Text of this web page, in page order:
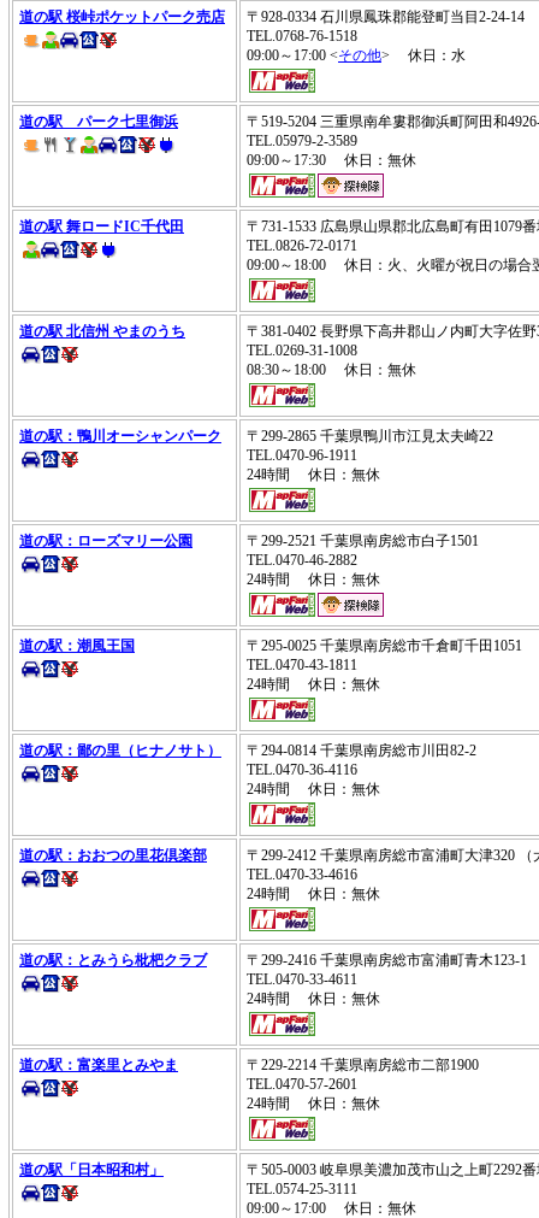
道の駅 桜峠ポケットパーク売店
〒928-0334 石川県鳳珠郡能登町当目2-24-14
TEL.0768-76-1518
09:00～17:00 <その他> 休日：水
道の駅 パーク七里御浜
〒519-5204 三重県南牟婁郡御浜町阿田和
TEL.05979-2-3589
09:00～17:30 休日：無休
道の駅 舞ロードIC千代田
〒731-1533 広島県山県郡北広島町有田
TEL.0826-72-0171
09:00～18:00 休日：火、火曜が祝日の場合
道の駅 北信州 やまのうち
〒381-0402 長野県下高井郡山ノ内町大字佐
TEL.0269-31-1008
08:30～18:00 休日：無休
道の駅：鴨川オーシャンパーク
〒299-2865 千葉県鴨川市江見太夫崎22
TEL.0470-96-1911
24時間 休日：無休
道の駅：ローズマリー公園
〒299-2521 千葉県南房総市白子1501
TEL.0470-46-2882
24時間 休日：無休
道の駅：潮風王国
〒295-0025 千葉県南房総市千倉町千田1051
TEL.0470-43-1811
24時間 休日：無休
道の駅：鄙の里（ヒナノサト）
〒294-0814 千葉県南房総市川田82-2
TEL.0470-36-4116
24時間 休日：無休
道の駅：おおつの里花倶楽部
〒299-2412 千葉県南房総市富浦町大津320
TEL.0470-33-4616
24時間 休日：無休
道の駅：とみうら枇杷クラブ
〒299-2416 千葉県南房総市富浦町青木123-
TEL.0470-33-4611
24時間 休日：無休
道の駅：富楽里とみやま
〒229-2214 千葉県南房総市二部1900
TEL.0470-57-2601
24時間 休日：無休
道の駅「日本昭和村」
〒505-0003 岐阜県美濃加茂市山之上町2292
TEL.0574-25-3111
09:00～17:00 休日：無休